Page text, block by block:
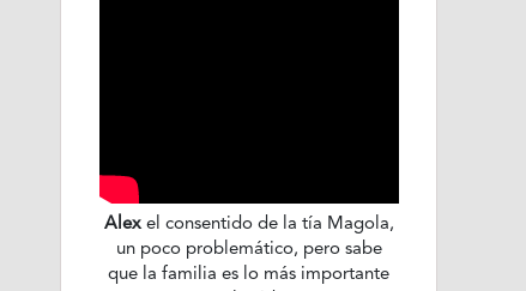
Alexel consentido de la tía Magola,
un poco problemático, pero sabe
que la familia es lo más importante